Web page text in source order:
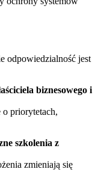
odpowiedzialność jest
biznesowego i
priorytetach,
szkolenia z
zmieniają się